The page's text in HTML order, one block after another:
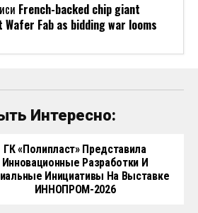
French-backed chip giant
Fab as bidding war looms
Интересно:
ГК «Полипласт» Представила
Инновационные Разработки И
Инициативы На Выставке
ИННОПРОМ-2026